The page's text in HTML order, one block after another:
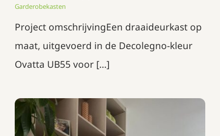
Garderobekasten
Project omschrijvingEen draaideurkast op
maat, uitgevoerd in de Decolegno-kleur
Ovatta UB55 voor [...]